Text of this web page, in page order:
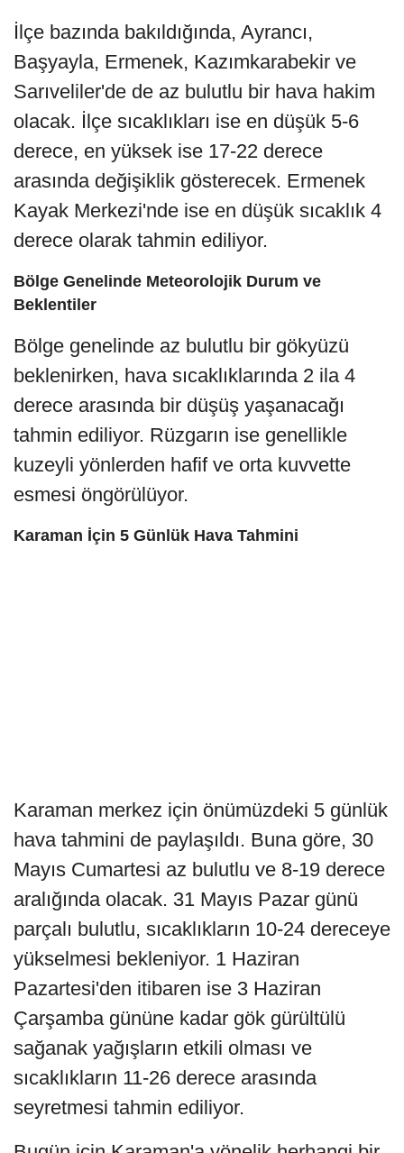
İlçe bazında bakıldığında, Ayrancı,
Başyayla, Ermenek, Kazımkarabekir ve
Sarıveliler'de de az bulutlu bir hava hakim
olacak. İlçe sıcaklıkları ise en düşük 5-6
derece, en yüksek ise 17-22 derece
arasında değişiklik gösterecek. Ermenek
Kayak Merkezi'nde ise en düşük sıcaklık 4
derece olarak tahmin ediliyor.
Bölge Genelinde Meteorolojik Durum ve
Beklentiler
Bölge genelinde az bulutlu bir gökyüzü
beklenirken, hava sıcaklıklarında 2 ila 4
derece arasında bir düşüş yaşanacağı
tahmin ediliyor. Rüzgarın ise genellikle
kuzeyli yönlerden hafif ve orta kuvvette
esmesi öngörülüyor.
Karaman İçin 5 Günlük Hava Tahmini
Karaman merkez için önümüzdeki 5 günlük
hava tahmini de paylaşıldı. Buna göre, 30
Mayıs Cumartesi az bulutlu ve 8-19 derece
aralığında olacak. 31 Mayıs Pazar günü
parçalı bulutlu, sıcaklıkların 10-24 dereceye
yükselmesi bekleniyor. 1 Haziran
Pazartesi'den itibaren ise 3 Haziran
Çarşamba gününe kadar gök gürültülü
sağanak yağışların etkili olması ve
sıcaklıkların 11-26 derece arasında
seyretmesi tahmin ediliyor.